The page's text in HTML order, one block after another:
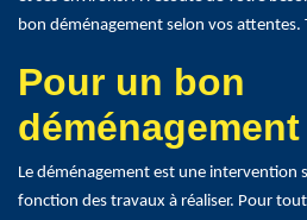
bon déménagement selon vos attentes.
Pour un bon
Le déménagement est une intervention
fonction des travaux à réaliser. Pour